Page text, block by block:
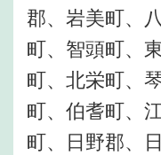
郡、岩美町、
町、智頭町、
町、北栄町、
町、伯耆町、
町、日野郡、